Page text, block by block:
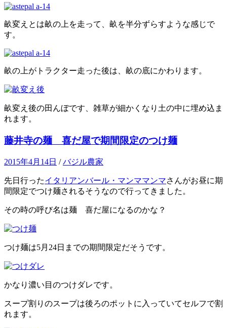
畝変えとは畝の上を走って、畝を半分ずらすような感じで
す。
畝の上がトラクター走った後は、畝の底にかわります。
畝変え後の田んぼです、雑草が細かくなり土の中に埋め込ま
れます。
藤井寺の麺 喜だ屋で期間限定のつけ麺
2015年4月14日 /バジル農家
先日行ったイタリアンバール・マンママンマさんがお昼に期
間限定でつけ麺されるそうなので行ってきました。
その時の呼び名は麺 喜だ屋になるのかな？
つけ麺は5月24日までの期間限定だそうです。
かなり濃い目のつけダレです。
スープ割りのスープは後ろのポットに入っていてセルフで割
れます。